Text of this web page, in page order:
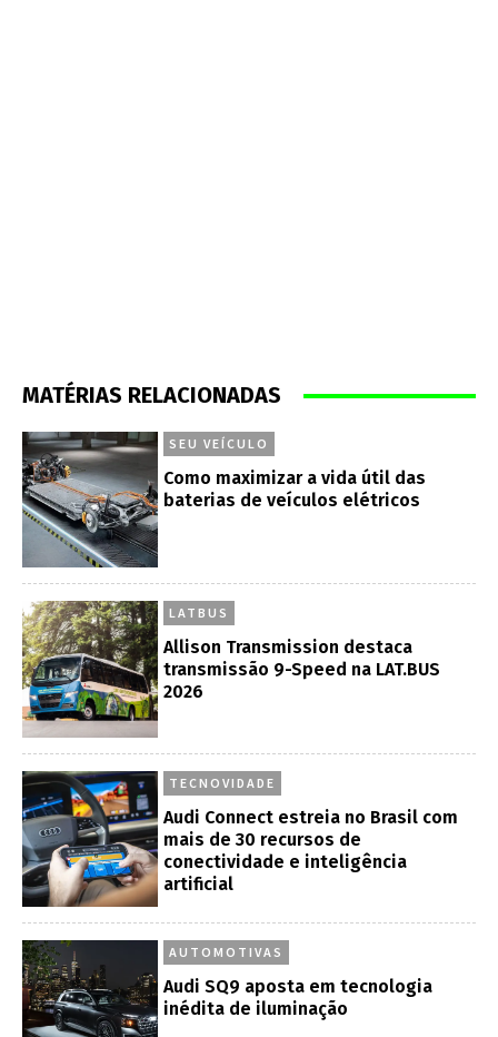
MATÉRIAS RELACIONADAS
SEU VEÍCULO
Como maximizar a vida útil das
baterias de veículos elétricos
LATBUS
Allison Transmission destaca
transmissão 9-Speed na LAT.BUS
2026
TECNOVIDADE
Audi Connect estreia no Brasil com
mais de 30 recursos de
conectividade e inteligência
artificial
AUTOMOTIVAS
Audi SQ9 aposta em tecnologia
inédita de iluminação